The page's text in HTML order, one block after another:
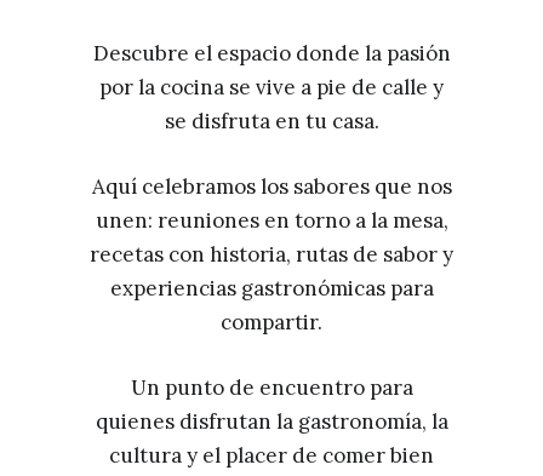
Descubre el espacio donde la pasión
por la cocina se vive a pie de calle y
se disfruta en tu casa.
Aquí celebramos los sabores que nos
unen: reuniones en torno a la mesa,
recetas con historia, rutas de sabor y
experiencias gastronómicas para
compartir.
Un punto de encuentro para
quienes disfrutan la gastronomía, la
cultura y el placer de comer bien